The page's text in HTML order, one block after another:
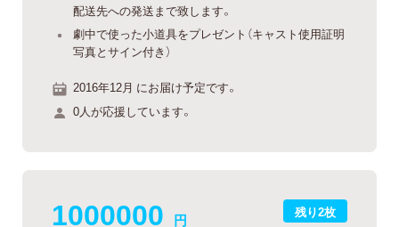
配送先への発送まで致します。
劇中で使った小道具をプレゼント（キャスト使用証明
写真とサイン付き）
2016年12月 にお届け予定です。
0人が応援しています。
残り2枚
1000000 円